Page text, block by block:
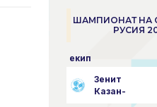
ШАМПИОНАТ НА
РУСИЯ
екип
Зенит
Казан-